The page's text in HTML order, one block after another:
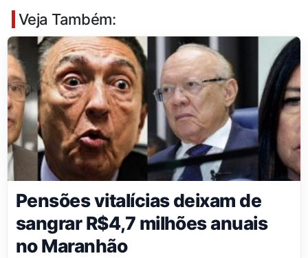
Veja Também:
Pensões vitalícias deixam de
sangrar R$4,7 milhões anuais
no Maranhão